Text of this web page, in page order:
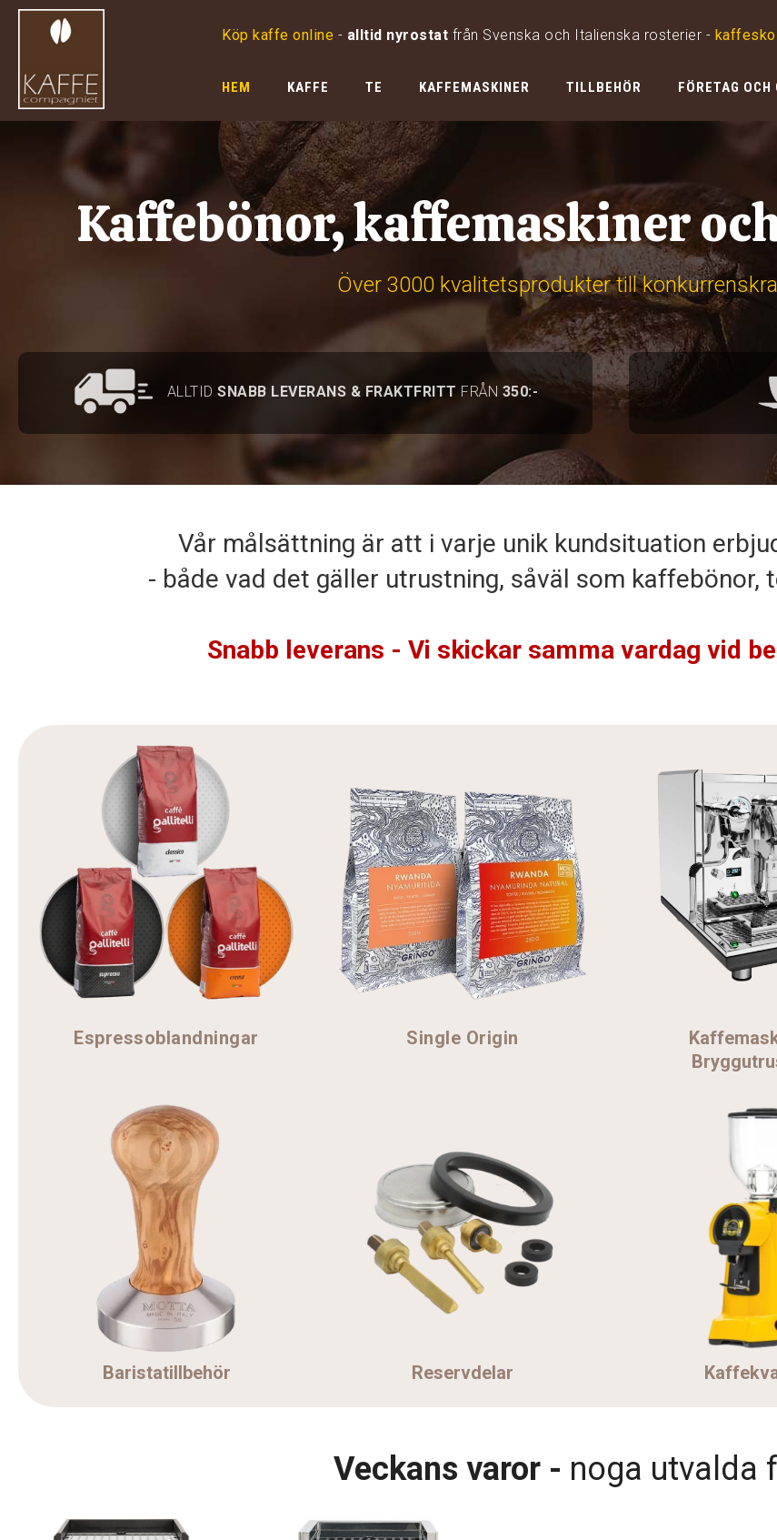
Köp kaffe online - alltid nyrostat från Svenska och Italienska rosterier -
HEM KAFFE TE KAFFEMASKINER TILLBEHÖR FÖRETAG OCH
Kaffebönor, kaffemaskiner
Över 3000 kvalitetsprodukter till
ALLTID SNABB LEVERANS & FRAKTFRITT FRÅN 350:-
Vår målsättning är att i varje unik kundsituation
- både vad det gäller utrustning, såväl som kaffebönor,
Snabb leverans - Vi skickar samma vardag vid
Espressoblandningar Single Origin
Baristatillbehör Reservdelar
Veckans varor - noga utvalda